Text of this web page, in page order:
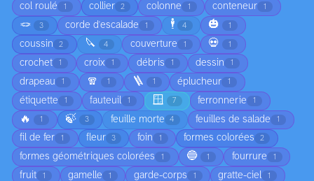
col roulé 1 collier 2 colonne 1 conteneur 1
🪢 3 corde d'escalade 1 🕴️ 4 🎃 1
coussin 2 🔪 4 couverture 1 💀 1
crochet 1 croix 1 débris 1 dessin 1
drapeau 1 🧣 1 🪜 1 éplucheur 1
étiquette 1 fauteuil 1 🪟 7 ferronnerie 1
🔥 1 🍃 3 feuille morte 4 feuilles de salade 1
fil de fer 1 fleur 3 foin 1 formes colorées 2
formes géométriques colorées 1 🔵 1 fourrure 1
fruit 1 gamelle 1 garde-corps 1 gratte-ciel 1